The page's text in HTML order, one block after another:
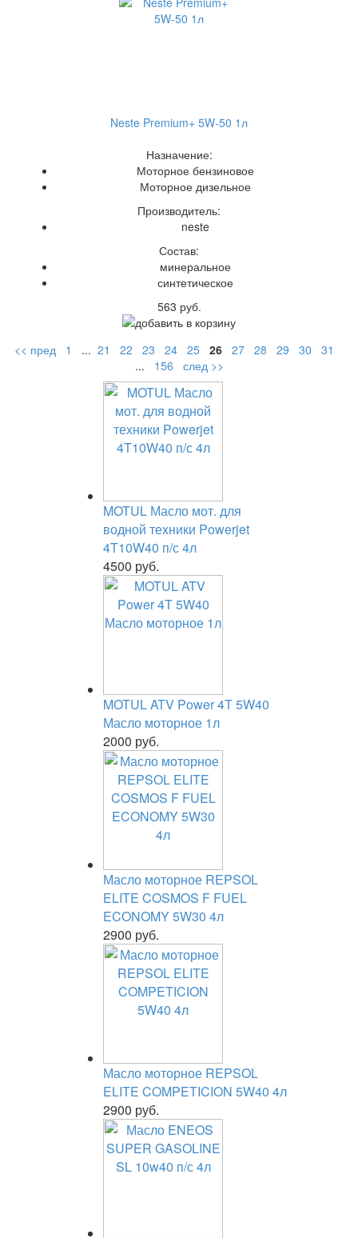
Neste Premium+ 5W-50 1л
Назначение:
Моторное бензиновое
Моторное дизельное
Производитель:
neste
Состав:
минеральное
синтетическое
563 руб.
<< пред 1 ... 21 22 23 24 25 26 27 28 29 30
31
... 156 след >>
MOTUL Масло мот. для
водной техники Powerjet
4T10W40 п/с 4л
4500 руб.
MOTUL ATV Power 4T 5W40
Масло моторное 1л
2000 руб.
Масло моторное REPSOL
ELITE COSMOS F FUEL
ECONOMY 5W30 4л
2900 руб.
Масло моторное REPSOL
ELITE COMPETICION 5W40 4л
2900 руб.